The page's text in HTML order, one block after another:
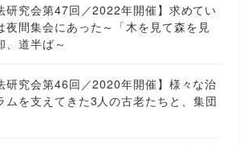
研究会第47回／2022年開催】求めてい
夜間集会にあった～「木を見て森を見
、道半ば～
研究会第46回／2020年開催】様々な治
ムを支えてきた3人の古老たちと、集団